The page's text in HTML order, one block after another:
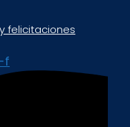
felicitaciones
f